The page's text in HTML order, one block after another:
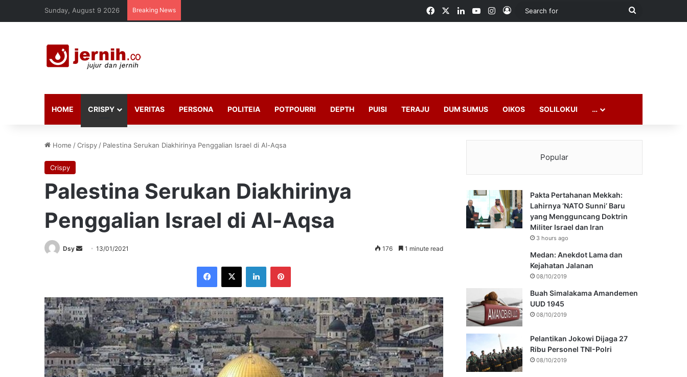
Sunday, August 9 2026 Breaking News FacebookLinkedInYouTubeInstagram
Log In
Search
HOME CRISPY VERITAS PERSONA POLITEIA POTPOURRI DEPTH PUISI TERAJU DUM SUMUS OIKOS SOLILOKUI …
Home /Crispy / Palestina Serukan Diakhirinya Penggalian Israel di Al-Aqsa
Crispy
Palestina Serukan Diakhirinya
Penggalian Israel di Al-Aqsa
Dsy
Send13/01/2021 176 1 minute read
Facebook
X LinkedInPinterest
Popular
Pakta Pertahanan Mekkah:
Lahirnya ‘NATO Sunni’ Baru
yang Mengguncang Doktrin
Militer Israel dan Iran
3 hours ago
Medan: Anekdot Lama dan
Kejahatan Jalanan
08/10/2019
Buah Simalakama Amandemen
UUD 1945
08/10/2019
Pelantikan Jokowi Dijaga 27
Ribu Personel TNI-Polri
08/10/2019